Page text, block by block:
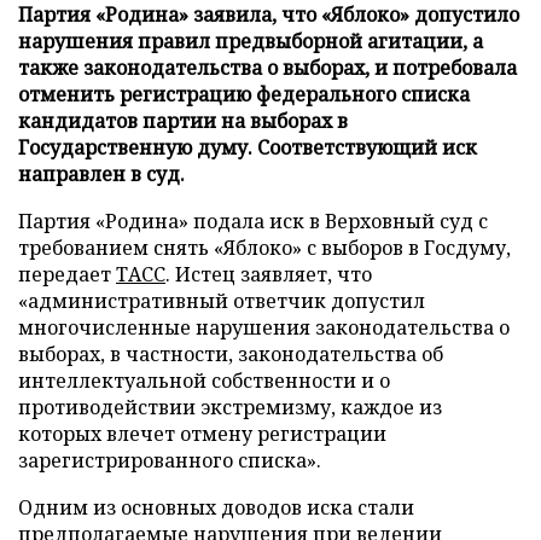
Партия «Родина» заявила, что «Яблоко» допустило
нарушения правил предвыборной агитации, а
также законодательства о выборах, и потребовала
отменить регистрацию федерального списка
кандидатов партии на выборах в
Государственную думу. Соответствующий иск
направлен в суд.
Партия «Родина» подала иск в Верховный суд с
требованием снять «Яблоко» с выборов в Госдуму,
передаетТАСС. Истец заявляет, что
«административный ответчик допустил
многочисленные нарушения законодательства о
выборах, в частности, законодательства об
интеллектуальной собственности и о
противодействии экстремизму, каждое из
которых влечет отмену регистрации
зарегистрированного списка».
Одним из основных доводов иска стали
предполагаемые нарушения при ведении